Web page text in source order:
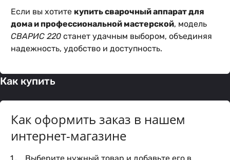
Если вы хотите купить сварочный аппарат для
дома и профессиональной мастерской, модель
СВАРИС 220 станет удачным выбором, объединяя
надежность, удобство и доступность.
Как купить
Как оформить заказ в нашем
интернет-магазине